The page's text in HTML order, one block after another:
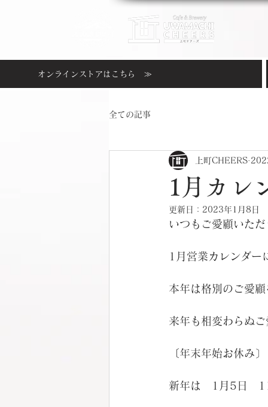
オンラインストアはこちら ≫
全ての記事
1月カレ
上町CHEERS
更新日： 2023年1月8日
いつもご愛顧いた
1月営業カレンダー
本年は格別のご愛
来年も相変わらぬ
〔年末年始お休み
新年は　1月5日　